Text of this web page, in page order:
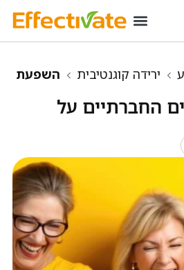
ירידה קוגנטיבית
השפעת
החברתיים על